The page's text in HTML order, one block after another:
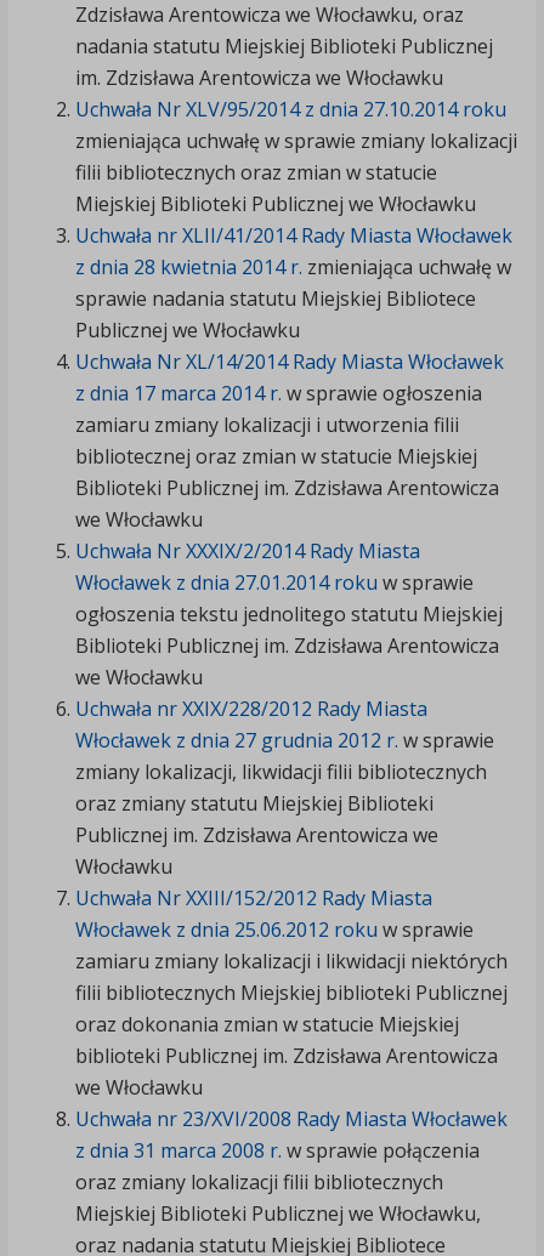
Zdzisława Arentowicza we Włocławku, oraz
nadania statutu Miejskiej Biblioteki Publicznej
im. Zdzisława Arentowicza we Włocławku
Uchwała Nr XLV/95/2014 z dnia 27.10.2014 roku
zmieniająca uchwałę w sprawie zmiany lokalizacji
filii bibliotecznych oraz zmian w statucie
Miejskiej Biblioteki Publicznej we Włocławku
Uchwała nr XLII/41/2014 Rady Miasta Włocławek
z dnia 28 kwietnia 2014 r. zmieniająca uchwałę w
sprawie nadania statutu Miejskiej Bibliotece
Publicznej we Włocławku
Uchwała Nr XL/14/2014 Rady Miasta Włocławek
z dnia 17 marca 2014 r. w sprawie ogłoszenia
zamiaru zmiany lokalizacji i utworzenia filii
bibliotecznej oraz zmian w statucie Miejskiej
Biblioteki Publicznej im. Zdzisława Arentowicza
we Włocławku
Uchwała Nr XXXIX/2/2014 Rady Miasta
Włocławek z dnia 27.01.2014 roku w sprawie
ogłoszenia tekstu jednolitego statutu Miejskiej
Biblioteki Publicznej im. Zdzisława Arentowicza
we Włocławku
Uchwała nr XXIX/228/2012 Rady Miasta
Włocławek z dnia 27 grudnia 2012 r. w sprawie
zmiany lokalizacji, likwidacji filii bibliotecznych
oraz zmiany statutu Miejskiej Biblioteki
Publicznej im. Zdzisława Arentowicza we
Włocławku
Uchwała Nr XXIII/152/2012 Rady Miasta
Włocławek z dnia 25.06.2012 roku w sprawie
zamiaru zmiany lokalizacji i likwidacji niektórych
filii bibliotecznych Miejskiej biblioteki Publicznej
oraz dokonania zmian w statucie Miejskiej
biblioteki Publicznej im. Zdzisława Arentowicza
we Włocławku
Uchwała nr 23/XVI/2008 Rady Miasta Włocławek
z dnia 31 marca 2008 r. w sprawie połączenia
oraz zmiany lokalizacji filii bibliotecznych
Miejskiej Biblioteki Publicznej we Włocławku,
oraz nadania statutu Miejskiej Bibliotece